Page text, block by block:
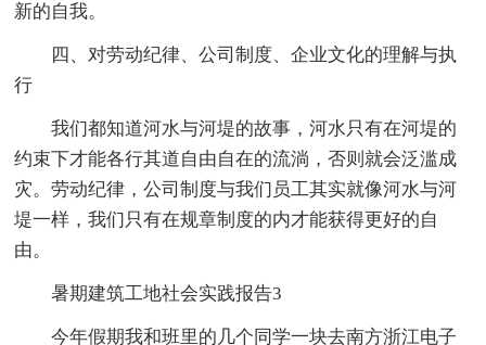
新的自我。
四、对劳动纪律、公司制度、企业文化的理解与执
行
我们都知道河水与河堤的故事，河水只有在河堤的
约束下才能各行其道自由自在的流淌，否则就会泛滥成
灾。劳动纪律，公司制度与我们员工其实就像河水与河
堤一样，我们只有在规章制度的内才能获得更好的自
由。
暑期建筑工地社会实践报告3
今年假期我和班里的几个同学一块去南方浙江电子